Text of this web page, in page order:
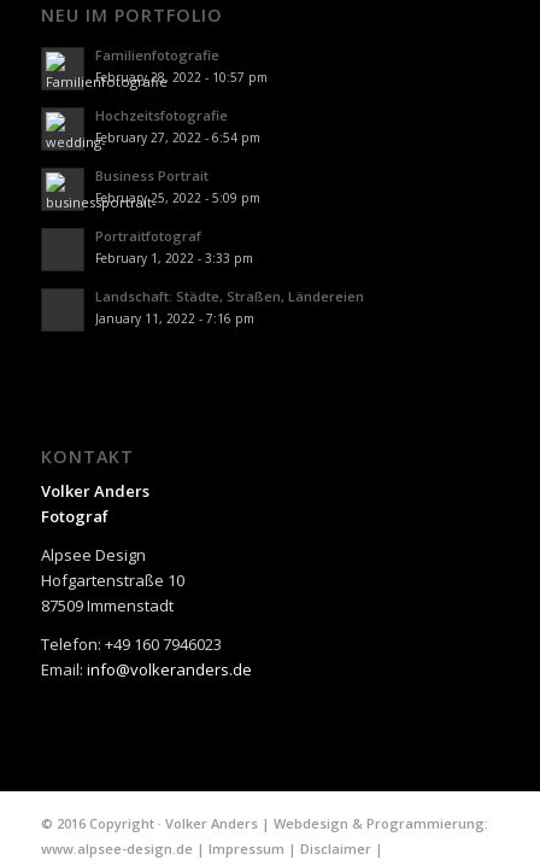
NEU IM PORTFOLIO
Familienfotografie
February 28, 2022 - 10:57 pm
Hochzeitsfotografie
February 27, 2022 - 6:54 pm
Business Portrait
February 25, 2022 - 5:09 pm
Portraitfotograf
February 1, 2022 - 3:33 pm
Landschaft: Städte, Straßen, Ländereien
January 11, 2022 - 7:16 pm
KONTAKT
Volker Anders
Fotograf
Alpsee Design
Hofgartenstraße 10
87509 Immenstadt
Telefon: +49 160 7946023
Email: info@volkeranders.de
© 2016 Copyright · Volker Anders | Webdesign & Programmierung:
www.alpsee-design.de| Impressum | Disclaimer|